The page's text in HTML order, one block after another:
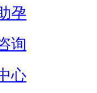
孕
询
心